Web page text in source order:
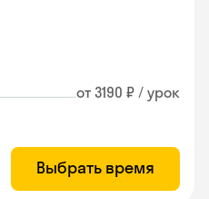
от 3190 ₽ / урок
Выбрать время